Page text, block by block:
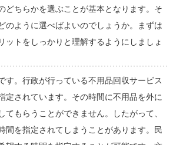
どちらかを選ぶことが基本となります。そ
のように選べばよいのでしょうか。まずは
ットをしっかりと理解するようにしましょ
す。行政が行っている不用品回収サービス
定されています。その時間に不用品を外に
てもらうことができません。したがって、
間を指定されてしまうことがあります。民